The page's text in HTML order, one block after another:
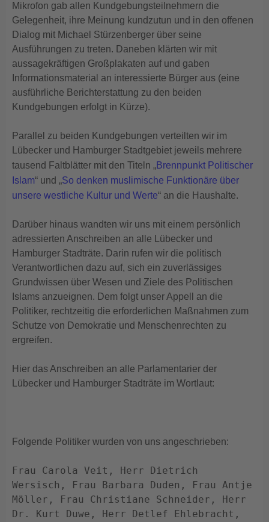
Mikrofon gab allen Kundgebungsteilnehmern die
Gelegenheit, ihre Meinung kundzutun und in den offenen
Dialog mit Michael Stürzenberger über seine
Ausführungen zu treten. Daneben klärten wir mit
aussagekräftigen Großplakaten auf und gaben
Informationsmaterial an interessierte Bürger aus (eine
ausführliche Berichterstattung zu den beiden
Kundgebungen erfolgt in Kürze).
Parallel zu beiden Kundgebungen verteilten wir im
Lübecker und Hamburger Stadtgebiet jeweils mehrere
tausend Faltblätter mit den Titeln „Brennpunkt Politischer
Islam“ und „So denken muslimische Funktionäre über
unsere westliche Kultur und Werte“ an die Haushalte.
Darüber hinaus wandten wir uns mit einem persönlich
adressierten Anschreiben an alle Lübecker und
Hamburger Stadträte. Darin rufen wir die politisch
Verantwortlichen dazu auf, sich ein zuverlässiges
Grundwissen über Wesen und Ziele des Politischen
Islams anzueignen. Dem folgt unser Appell an die
Politiker, rechtzeitig die erforderlichen Maßnahmen zum
Schutze von Demokratie und Menschenrechten zu
ergreifen.
Hier das Anschreiben an alle Parlamentarier der
Lübecker und Hamburger Stadträte im Wortlaut:
Folgende Politiker wurden von uns angeschrieben:
Frau Carola Veit, Herr Dietrich
Wersisch, Frau Barbara Duden, Frau Antje
Möller, Frau Christiane Schneider, Herr
Dr. Kurt Duwe, Herr Detlef Ehlebracht,